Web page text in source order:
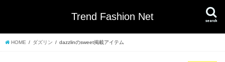
Trend Fashion Net search
HOME ダズリン dazzlinのsweet掲載アイテム